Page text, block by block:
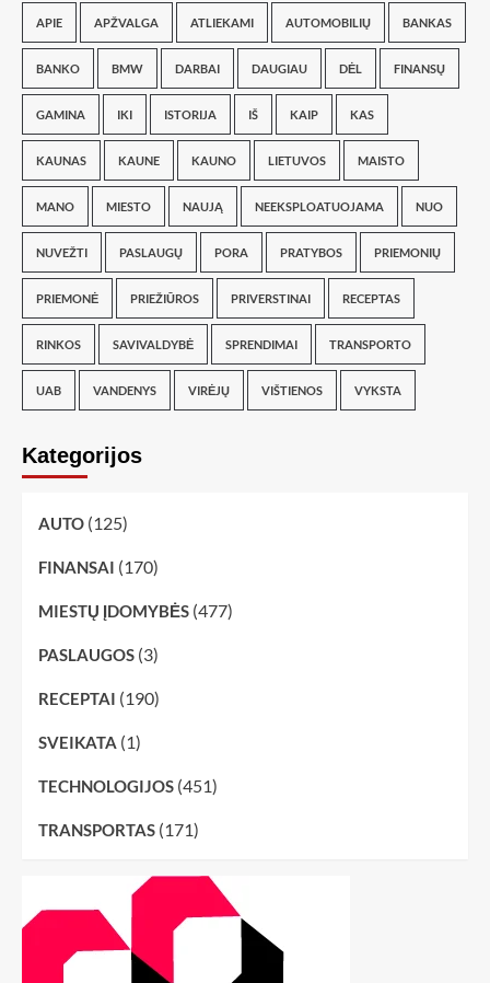
APIE APŽVALGA ATLIEKAMI AUTOMOBILIŲ BANKAS
BANKO BMW DARBAI DAUGIAU DĖL FINANSŲ
GAMINA IKI ISTORIJA IŠ KAIP KAS
KAUNAS KAUNE KAUNO LIETUVOS MAISTO
MANO MIESTO NAUJĄ NEEKSPLOATUOJAMA NUO
NUVEŽTI PASLAUGŲ PORA PRATYBOS PRIEMONIŲ
PRIEMONĖ PRIEŽIŪROS PRIVERSTINAI RECEPTAS
RINKOS SAVIVALDYBĖ SPRENDIMAI TRANSPORTO
UAB VANDENYS VIRĖJŲ VIŠTIENOS VYKSTA
Kategorijos
AUTO (125)
FINANSAI (170)
MIESTŲ ĮDOMYBĖS (477)
PASLAUGOS (3)
RECEPTAI (190)
SVEIKATA (1)
TECHNOLOGIJOS (451)
TRANSPORTAS (171)